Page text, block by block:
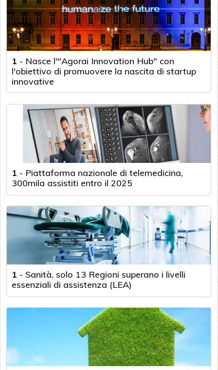
1 - Nasce l'"Agorai Innovation Hub" con
l'obiettivo di promuovere la nascita di startup
innovative
1 - Piattaforma nazionale di telemedicina,
300mila assistiti entro il 2025
1 - Sanità, solo 13 Regioni superano i livelli
essenziali di assistenza (LEA)